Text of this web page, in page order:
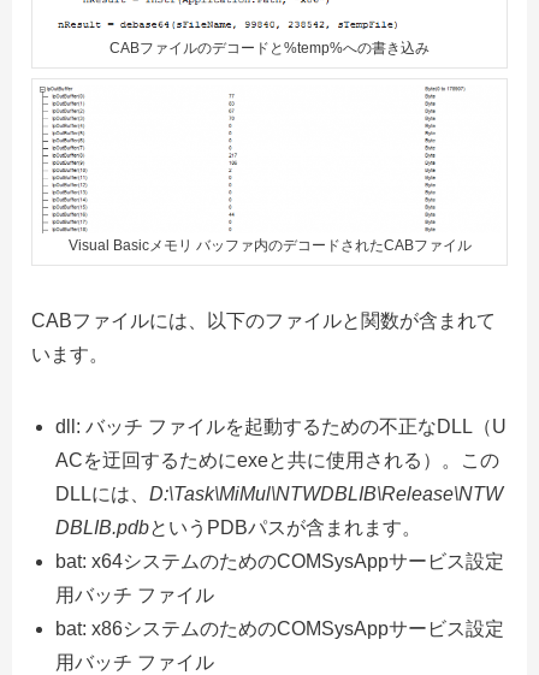
CABファイルのデコードと%temp%への書き込み
Visual Basicメモリ バッファ内のデコードされたCABファイル
CABファイルには、以下のファイルと関数が含まれて
います。
dll: バッチ ファイルを起動するための不正なDLL（U
ACを迂回するためにexeと共に使用される）。この
DLLには、 D:\Task\MiMul\NTWDBLIB\Release\NTW
DBLIB.pdbというPDBパスが含まれます。
bat: x64システムのためのCOMSysAppサービス設定
用バッチ ファイル
bat: x86システムのためのCOMSysAppサービス設定
用バッチ ファイル